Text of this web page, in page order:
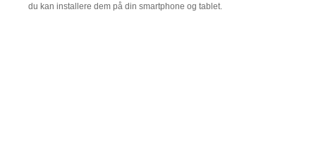
du kan installere dem på din smartphone og tablet.